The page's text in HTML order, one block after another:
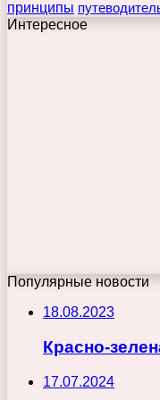
принципы
Интересное
Популярные новости
18.08.2023
Красно-
17.07.2024